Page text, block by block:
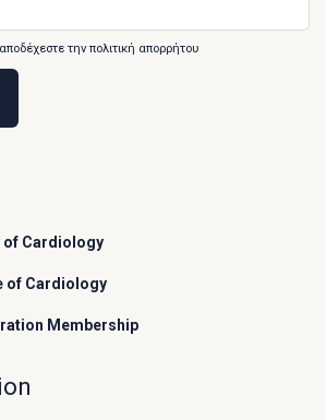
την πολιτική απορρήτου
of Cardiology
of Cardiology
Membership